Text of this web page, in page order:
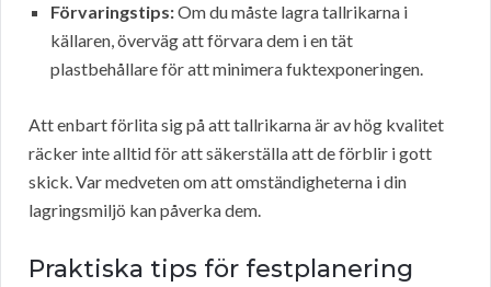
Förvaringstips:Om du måste lagra tallrikarna i
källaren, överväg att förvara dem i en tät
plastbehållare för att minimera fuktexponeringen.
Att enbart förlita sig på att tallrikarna är av hög kvalitet
räcker inte alltid för att säkerställa att de förblir i gott
skick. Var medveten om att omständigheterna i din
lagringsmiljö kan påverka dem.
Praktiska tips för festplanering